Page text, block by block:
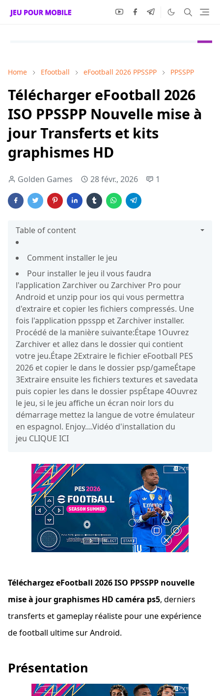
Home Efootball eFootball 2026 PPSSPP PPSSPP
Télécharger eFootball 2026
ISO PPSSPP Nouvelle mise à
jour Transferts et kits
graphismes HD
Golden Games 28 févr., 2026 1
Table of content
Comment installer le jeu
Pour installer le jeu il vous faudra
l'application Zarchiver ou Zarchiver Pro pour
Android et unzip pour ios qui vous permettra
d'extraire et copier les fichiers compressés. Une
fois l'application ppsspp et Zarchiver installer.
Procédé de la manière suivante:Étape 1Ouvrez
Zarchiver et allez dans le dossier qui contient
votre jeu.Étape 2Extraire le fichier eFootball PES
2026 et copier le dans le dossier psp/gameÉtape
3Extraire ensuite les fichiers textures et savedata
puis copier les dans le dossier pspÉtape 4Ouvrez
le jeu, si le jeu affiche un écran noir lors du
démarrage mettez la langue de votre émulateur
en espagnol. Enjoy....Vidéo d'installation du
jeu CLIQUE ICI
Téléchargez eFootball 2026 ISO PPSSPP nouvelle
mise à jour graphismes HD caméra ps5, derniers
transferts et gameplay réaliste pour une expérience
de football ultime sur Android.
Présentation